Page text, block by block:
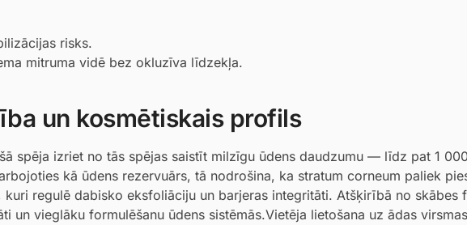
risks.
mitruma vidē bez okluzīva līdzekļa.
un kosmētiskais profils
spēja izriet no tās spējas saistīt milzīgu ūdens daudzumu — līdz pat 1
kā ūdens rezervuārs, tā nodrošina, ka stratum corneum paliek
regulē dabisko eksfoliāciju un barjeras integritāti. Atšķirībā no skābes
un vieglāku formulēšanu ūdens sistēmās.Vietēja lietošana uz ādas